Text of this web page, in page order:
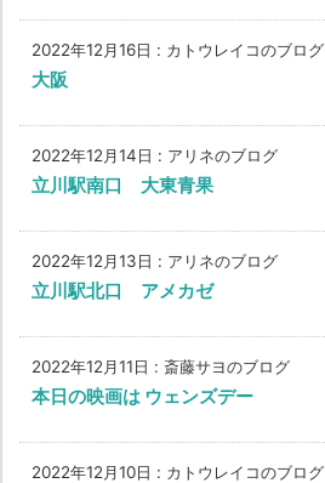
2022年12月16日 : カトウレイコのブログ
大阪
2022年12月14日 : アリネのブログ
立川駅南口 大東青果
2022年12月13日 : アリネのブログ
立川駅北口 アメカゼ
2022年12月11日 : 斎藤サヨのブログ
本日の映画は ウェンズデー
2022年12月10日 : カトウレイコのブログ